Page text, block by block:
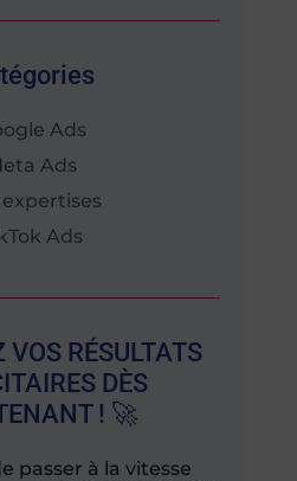
Ads
Ads
expertises
Ads
VOS RÉSULTATS
DÈS
! 🚀
passer à la vitesse